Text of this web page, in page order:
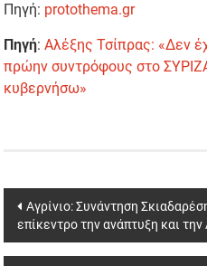
Πηγή: protothema.gr
Πηγή:Αλέξης Τσίπρας: «Δεν
πρώην συντρόφους στο
κυβερνήσω»
Post
navigation
Αγρίνιο: Συνάντηση
επίκεντρο την ανάπτυξη και την